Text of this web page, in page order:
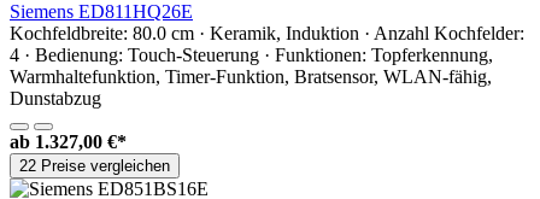
Siemens ED811HQ26E
Kochfeldbreite: 80.0 cm · Keramik, Induktion · Anzahl Kochfelder:
4 · Bedienung: Touch-Steuerung · Funktionen: Topferkennung,
Warmhaltefunktion, Timer-Funktion, Bratsensor, WLAN-fähig,
Dunstabzug
ab 1.327,00 €*
22 Preise vergleichen